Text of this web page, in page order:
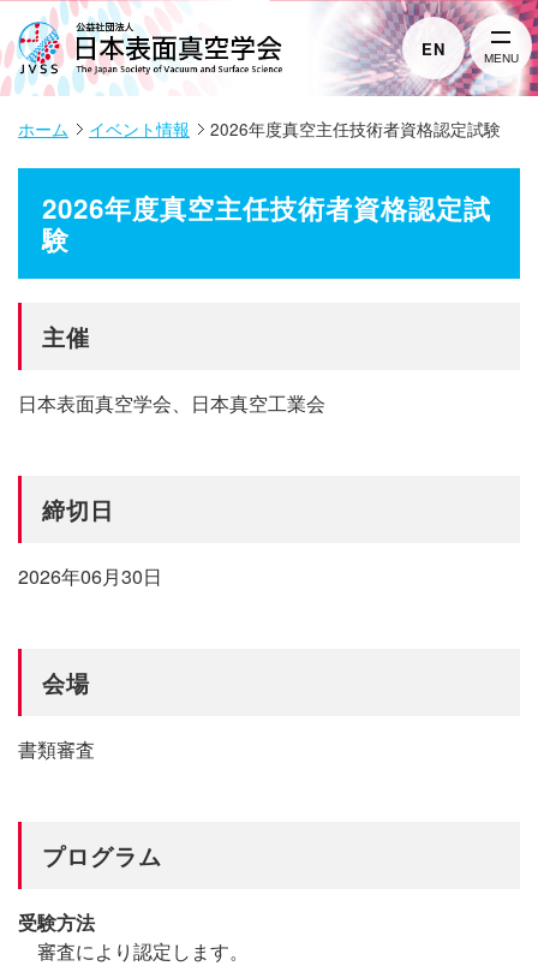
EN MENU
ホーム イベント情報 2026年度真空主任技術者資格認定試験
2026年度真空主任技術者資格認定試
験
主催
日本表面真空学会、日本真空工業会
締切日
2026年06月30日
会場
書類審査
プログラム
受験方法
審査により認定します。